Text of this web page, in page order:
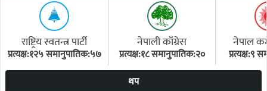
राष्ट्रिय स्वतन्त्र पार्टी
प्रत्यक्ष:१२५ समानुपातिक:५७
नेपाली काँग्रेस
प्रत्यक्ष:१८ समानुपातिक:२०
नेपाल
प्रत्यक्ष:९
थप